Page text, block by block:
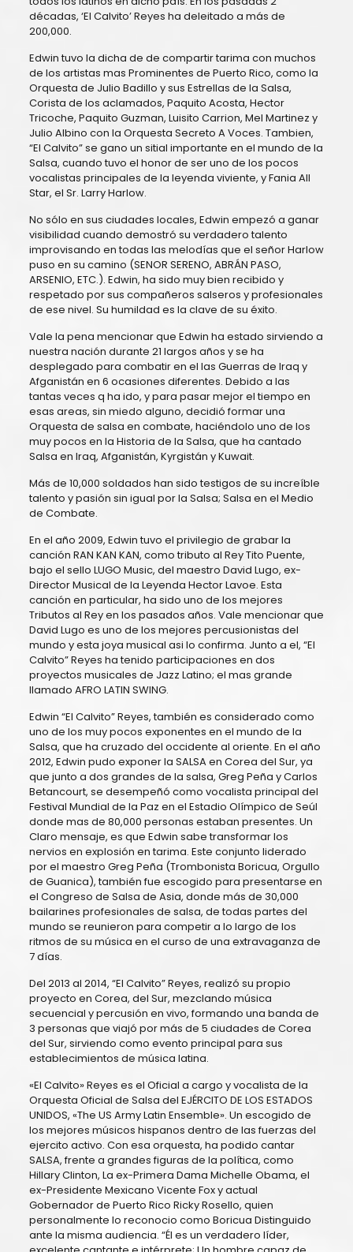
décadas, ‘El Calvito’ Reyes ha deleitado a más de
200,000.
Edwin tuvo la dicha de de compartir tarima con muchos
de los artistas mas Prominentes de Puerto Rico, como la
Orquesta de Julio Badillo y sus Estrellas de la Salsa,
Corista de los aclamados, Paquito Acosta, Hector
Tricoche, Paquito Guzman, Luisito Carrion, Mel Martinez y
Julio Albino con la Orquesta Secreto A Voces. Tambien,
“El Calvito” se gano un sitial importante en el mundo de la
Salsa, cuando tuvo el honor de ser uno de los pocos
vocalistas principales de la leyenda viviente, y Fania All
Star, el Sr. Larry Harlow.
No sólo en sus ciudades locales, Edwin empezó a ganar
visibilidad cuando demostró su verdadero talento
improvisando en todas las melodías que el señor Harlow
puso en su camino (SENOR SERENO, ABRÁN PASO,
ARSENIO, ETC.). Edwin, ha sido muy bien recibido y
respetado por sus compañeros salseros y profesionales
de ese nivel. Su humildad es la clave de su éxito.
Vale la pena mencionar que Edwin ha estado sirviendo a
nuestra nación durante 21 largos años y se ha
desplegado para combatir en el las Guerras de Iraq y
Afganistán en 6 ocasiones diferentes. Debido a las
tantas veces q ha ido, y para pasar mejor el tiempo en
esas areas, sin miedo alguno, decidió formar una
Orquesta de salsa en combate, haciéndolo uno de los
muy pocos en la Historia de la Salsa, que ha cantado
Salsa en Iraq, Afganistán, Kyrgistán y Kuwait.
Más de 10,000 soldados han sido testigos de su increíble
talento y pasión sin igual por la Salsa; Salsa en el Medio
de Combate.
En el año 2009, Edwin tuvo el privilegio de grabar la
canción RAN KAN KAN, como tributo al Rey Tito Puente,
bajo el sello LUGO Music, del maestro David Lugo, ex-
Director Musical de la Leyenda Hector Lavoe. Esta
canción en particular, ha sido uno de los mejores
Tributos al Rey en los pasados años. Vale mencionar que
David Lugo es uno de los mejores percusionistas del
mundo y esta joya musical asi lo confirma. Junto a el, “El
Calvito” Reyes ha tenido participaciones en dos
proyectos musicales de Jazz Latino; el mas grande
llamado AFRO LATIN SWING.
Edwin “El Calvito” Reyes, también es considerado como
uno de los muy pocos exponentes en el mundo de la
Salsa, que ha cruzado del occidente al oriente. En el año
2012, Edwin pudo exponer la SALSA en Corea del Sur, ya
que junto a dos grandes de la salsa, Greg Peña y Carlos
Betancourt, se desempeñó como vocalista principal del
Festival Mundial de la Paz en el Estadio Olímpico de Seúl
donde mas de 80,000 personas estaban presentes. Un
Claro mensaje, es que Edwin sabe transformar los
nervios en explosión en tarima. Este conjunto liderado
por el maestro Greg Peña (Trombonista Boricua, Orgullo
de Guanica), también fue escogido para presentarse en
el Congreso de Salsa de Asia, donde más de 30,000
bailarines profesionales de salsa, de todas partes del
mundo se reunieron para competir a lo largo de los
ritmos de su música en el curso de una extravaganza de
7 días.
Del 2013 al 2014, “El Calvito” Reyes, realizó su propio
proyecto en Corea, del Sur, mezclando música
secuencial y percusión en vivo, formando una banda de
3 personas que viajó por más de 5 ciudades de Corea
del Sur, sirviendo como evento principal para sus
establecimientos de música latina.
«El Calvito» Reyes es el Oficial a cargo y vocalista de la
Orquesta Oficial de Salsa del EJÉRCITO DE LOS ESTADOS
UNIDOS, «The US Army Latin Ensemble». Un escogido de
los mejores músicos hispanos dentro de las fuerzas del
ejercito activo. Con esa orquesta, ha podido cantar
SALSA, frente a grandes figuras de la política, como
Hillary Clinton, La ex-Primera Dama Michelle Obama, el
ex-Presidente Mexicano Vicente Fox y actual
Gobernador de Puerto Rico Ricky Rosello, quien
personalmente lo reconocio como Boricua Distinguido
ante la misma audiencia. “Él es un verdadero líder,